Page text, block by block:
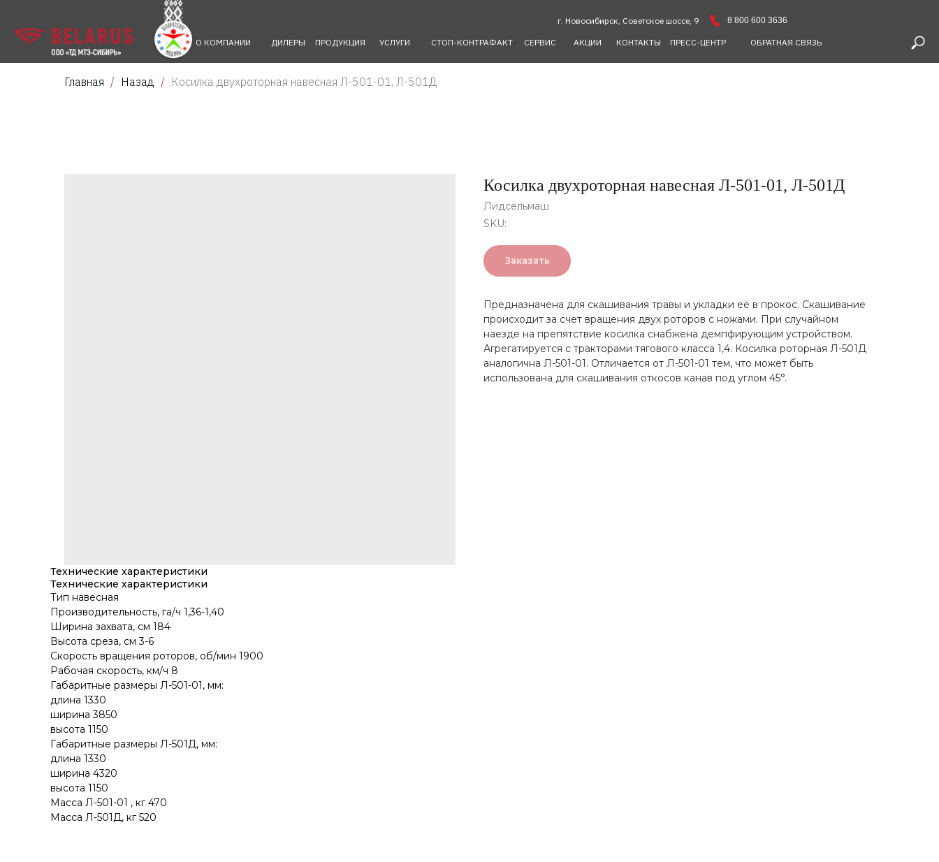
ОБРАТНАЯ СВЯЗЬ
ПРЕСС-ЦЕНТР
КОНТАКТЫ
АКЦИИ
СЕРВИС
СТОП-КОНТРАФАКТ
УСЛУГИ
ПРОДУКЦИЯ
ДИЛЕРЫ
О КОМПАНИИ
г. Новосибирск, Советское шоссе, 9 8 800 600 3636
Главная Назад Косилка двухроторная навесная Л-501-01, Л-501Д
Косилка двухроторная навесная Л-501-01, Л-501Д
Лидсельмаш
SKU:
Заказать
Предназначена для скашивания травы и укладки её в прокос. Скашивание
происходит за счет вращения двух роторов с ножами. При случайном
наезде на препятствие косилка снабжена демпфирующим устройством.
Агрегатируется с тракторами тягового класса 1,4. Косилка роторная Л-501Д
аналогична Л-501-01. Отличается от Л-501-01 тем, что может быть
использована для скашивания откосов канав под углом 45°.
Технические характеристики
Технические характеристики
Тип навесная
Производительность, га/ч 1,36-1,40
Ширина захвата, см 184
Высота среза, см 3-6
Скорость вращения роторов, об/мин 1900
Рабочая скорость, км/ч 8
Габаритные размеры Л-501-01, мм:
длина 1330
ширина 3850
высота 1150
Габаритные размеры Л-501Д, мм:
длина 1330
ширина 4320
высота 1150
Масса Л-501-01 , кг 470
Масса Л-501Д, кг 520